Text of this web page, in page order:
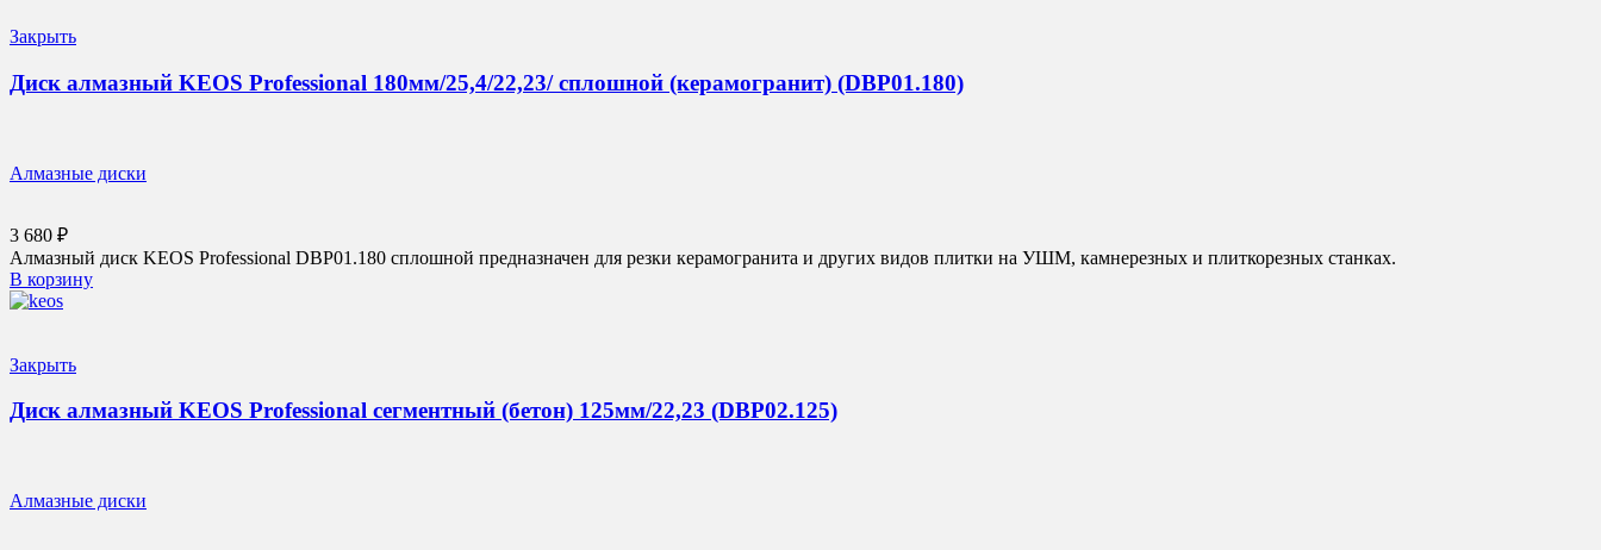
Закрыть
Диск алмазный KEOS Professional 180мм/25,4/22,23/ сплошной (керамогранит) (DBP01.180)
Алмазные диски
3 680 ₽
Алмазный диск KEOS Professional DBP01.180 сплошной предназначен для резки керамогранита и других видов плитки на УШМ, камнерезных и плиткорезных станках.
В корзину
Закрыть
Диск алмазный KEOS Professional сегментный (бетон) 125мм/22,23 (DBP02.125)
Алмазные диски